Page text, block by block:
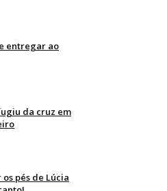
entregar ao
da cruz em
pés de Lúcia